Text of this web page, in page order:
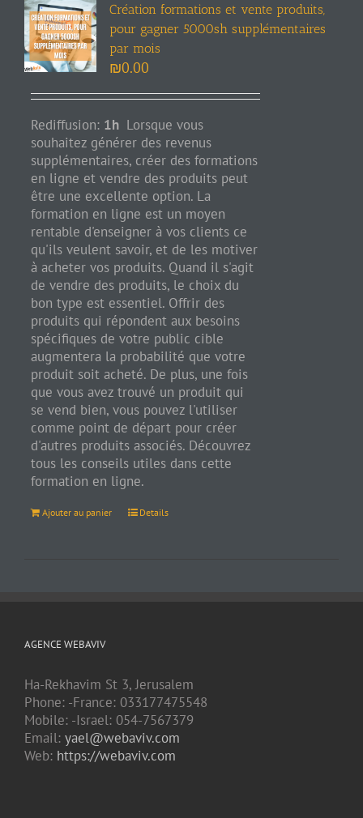
Création formations et vente produits,
pour gagner 5000sh supplémentaires
par mois
₪0.00
Rediffusion: 1h Lorsque vous
souhaitez générer des revenus
supplémentaires, créer des formations
en ligne et vendre des produits peut
être une excellente option. La
formation en ligne est un moyen
rentable d'enseigner à vos clients ce
qu'ils veulent savoir, et de les motiver
à acheter vos produits. Quand il s'agit
de vendre des produits, le choix du
bon type est essentiel. Offrir des
produits qui répondent aux besoins
spécifiques de votre public cible
augmentera la probabilité que votre
produit soit acheté. De plus, une fois
que vous avez trouvé un produit qui
se vend bien, vous pouvez l'utiliser
comme point de départ pour créer
d'autres produits associés. Découvrez
tous les conseils utiles dans cette
formation en ligne.
Ajouter au panier Details
AGENCE WEBAVIV
Ha-Rekhavim St 3, Jerusalem
Phone: -France: 033177475548
Mobile: -Israel: 054-7567379
Email: yael@webaviv.com
Web: https://webaviv.com